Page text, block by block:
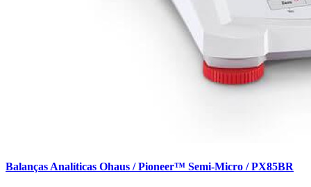
Balanças Analíticas Ohaus / Pioneer™ Semi-Micro / PX85BR